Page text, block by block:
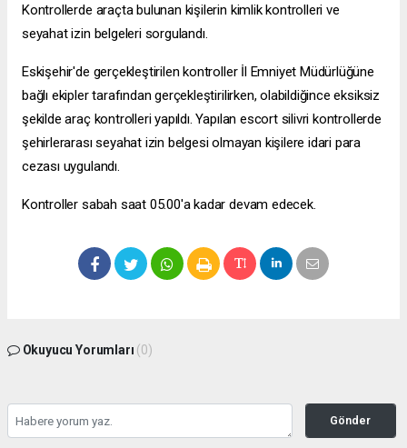
Kontrollerde araçta bulunan kişilerin kimlik kontrolleri ve
seyahat izin belgeleri sorgulandı.
Eskişehir'de gerçekleştirilen kontroller İl Emniyet Müdürlüğüne
bağlı ekipler tarafından gerçekleştirilirken, olabildiğince eksiksiz
şekilde araç kontrolleri yapıldı. Yapılan escort silivri kontrollerde
şehirlerarası seyahat izin belgesi olmayan kişilere idari para
cezası uygulandı.
Kontroller sabah saat 05.00'a kadar devam edecek.
Okuyucu Yorumları (0)
Gönder